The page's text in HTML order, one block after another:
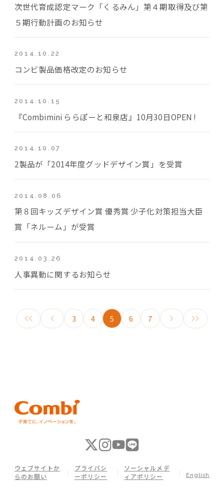
次世代育成認定マーク「くるみん」第４期取得及び第
５期行動計画のお知らせ
2014.10.22
コンビ製品価格改定のお知らせ
2014.10.15
『Combimini ららぽーと和泉店』10月30日OPEN !
2014.10.07
2製品が「2014年度グッドデザイン賞」を受賞
2014.08.06
第８回キッズデザイン賞 優秀賞 少子化対策担当大臣
賞「ネルーム」が受賞
2014.03.26
人事異動に関するお知らせ
3 4 5 6 7
ウェブサイトか
らのお願い
プライバシ
ーポリシー
ソーシャルメデ
ィアポリシー
English